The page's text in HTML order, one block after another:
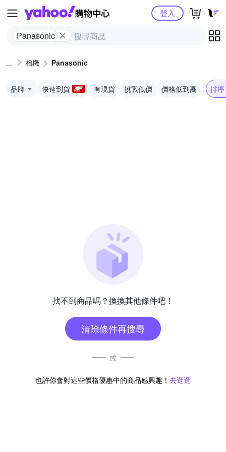
Yahoo購物中心
Panasonic
登入
相機 Panasonic
品牌 快速到貨 有現貨 挑戰低價 價格低到高 排序
找不到商品嗎？換換其他條件吧！
清除條件再搜尋
或
也許你會對這些價格優惠中的商品感興趣！ 去逛逛